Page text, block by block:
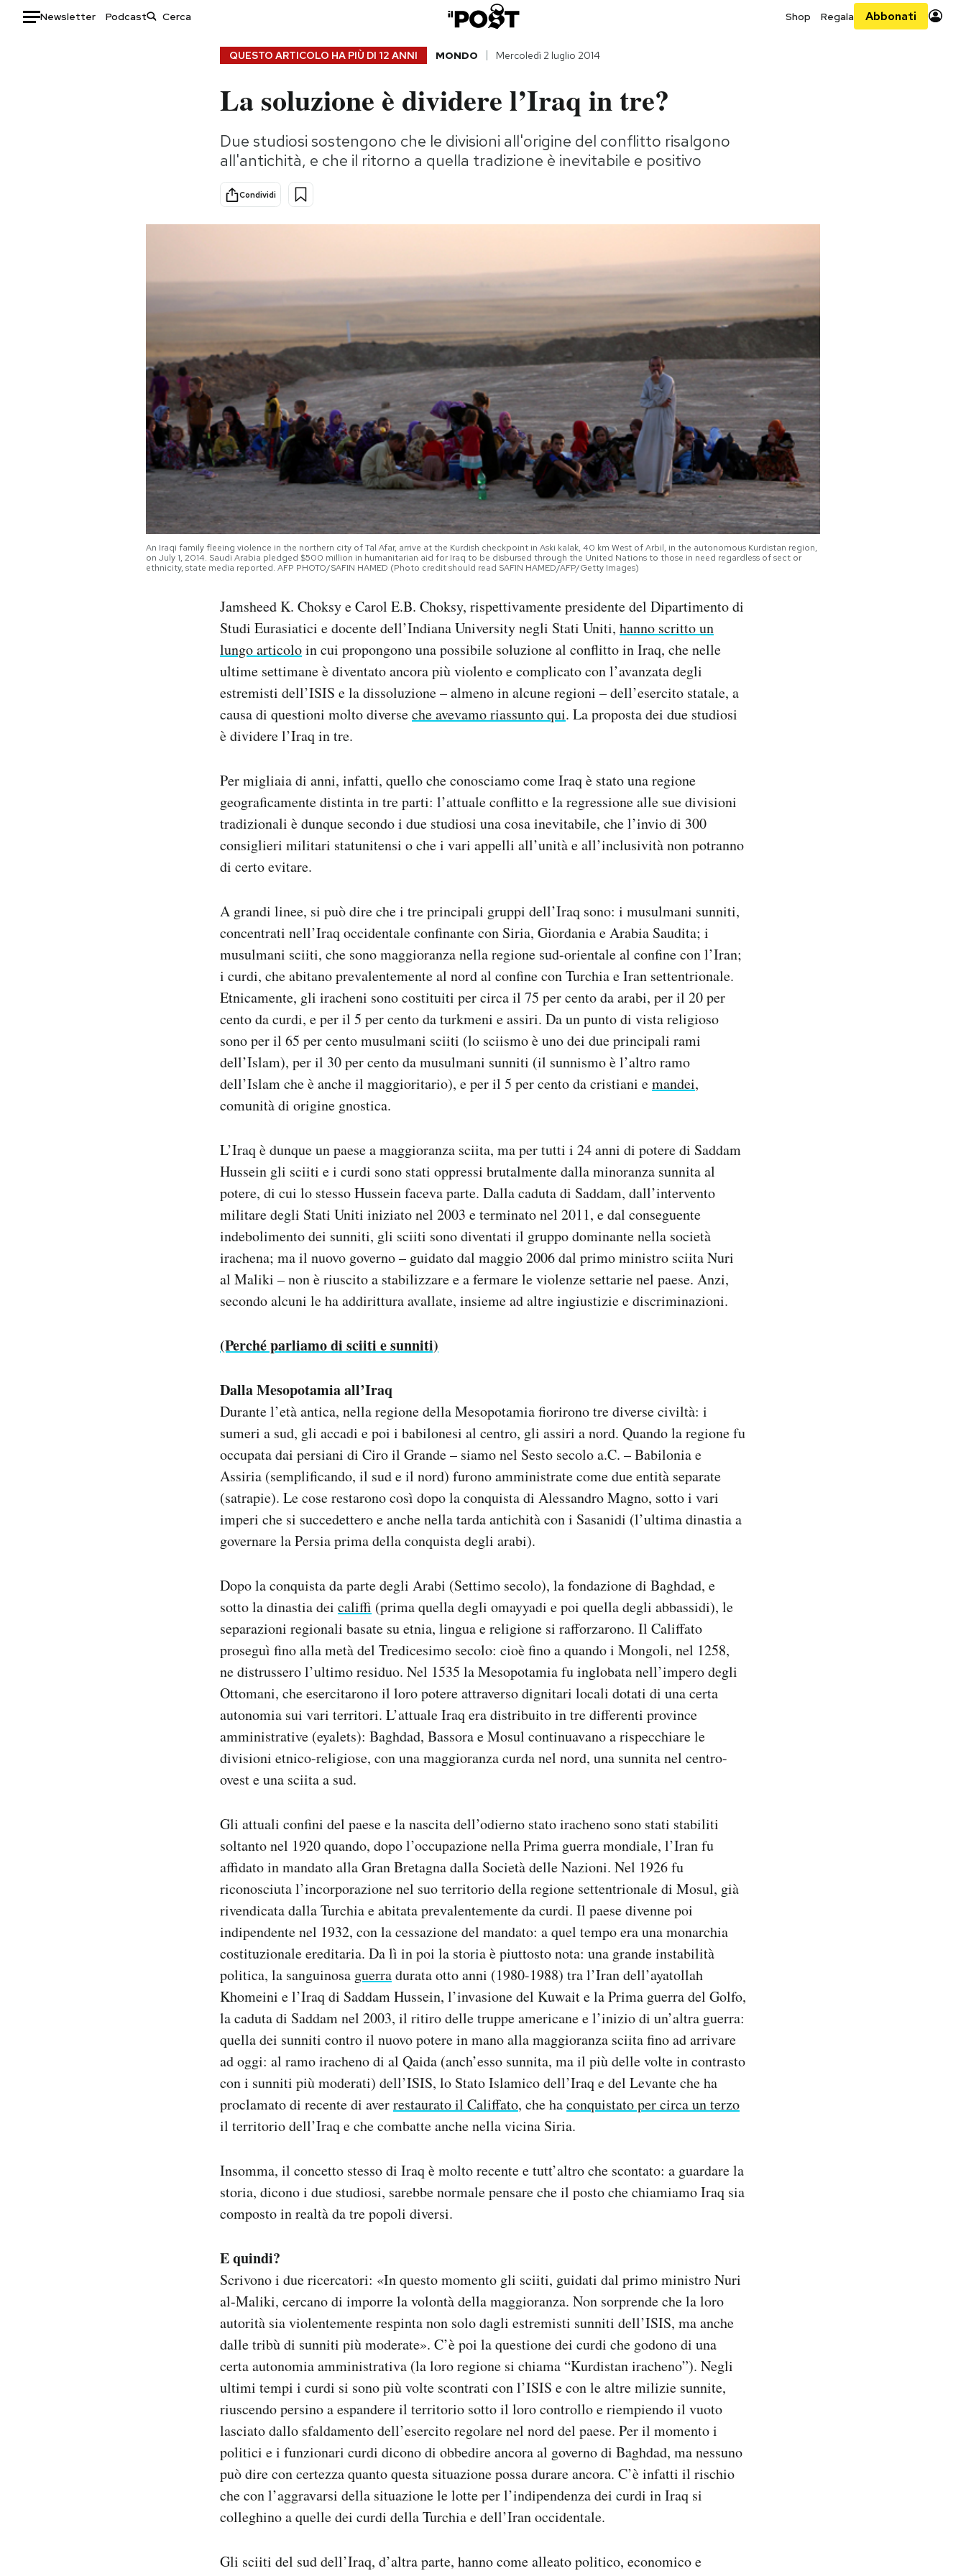
Newsletter Podcast Shop Regala Abbonati
Consumismi
Storie/Idee
Ok Boomer!
Media
QUESTO ARTICOLO HA PIÙ DI 12 ANNI MONDO Mercoledì 2 luglio 2014
La soluzione è dividere l’Iraq in tre?
Due studiosi sostengono che le divisioni all'origine del conflitto risalgono
all'antichità, e che il ritorno a quella tradizione è inevitabile e positivo
Condividi
An Iraqi family fleeing violence in the northern city of Tal Afar, arrive at the Kurdish checkpoint in Aski kalak, 40 km West of Arbil, in the autonomous Kurdistan region,
on July 1, 2014. Saudi Arabia pledged $500 million in humanitarian aid for Iraq to be disbursed through the United Nations to those in need regardless of sect or
ethnicity, state media reported. AFP PHOTO/SAFIN HAMED (Photo credit should read SAFIN HAMED/AFP/Getty Images)
Jamsheed K. Choksy e Carol E.B. Choksy, rispettivamente presidente del Dipartimento di
Studi Eurasiatici e docente dell’Indiana University negli Stati Uniti, hanno scritto un
lungo articoloin cui propongono una possibile soluzione al conflitto in Iraq, che nelle
ultime settimane è diventato ancora più violento e complicato con l’avanzata degli
estremisti dell’ISIS e la dissoluzione – almeno in alcune regioni – dell’esercito statale, a
causa di questioni molto diverseche avevamo riassunto qui. La proposta dei due studiosi
è dividere l’Iraq in tre.
Per migliaia di anni, infatti, quello che conosciamo come Iraq è stato una regione
geograficamente distinta in tre parti: l’attuale conflitto e la regressione alle sue divisioni
tradizionali è dunque secondo i due studiosi una cosa inevitabile, che l’invio di 300
consiglieri militari statunitensi o che i vari appelli all’unità e all’inclusività non potranno
di certo evitare.
A grandi linee, si può dire che i tre principali gruppi dell’Iraq sono: i musulmani sunniti,
concentrati nell’Iraq occidentale confinante con Siria, Giordania e Arabia Saudita; i
musulmani sciiti, che sono maggioranza nella regione sud-orientale al confine con l’Iran;
i curdi, che abitano prevalentemente al nord al confine con Turchia e Iran settentrionale.
Etnicamente, gli iracheni sono costituiti per circa il 75 per cento da arabi, per il 20 per
cento da curdi, e per il 5 per cento da turkmeni e assiri. Da un punto di vista religioso
sono per il 65 per cento musulmani sciiti (lo sciismo è uno dei due principali rami
dell’Islam), per il 30 per cento da musulmani sunniti (il sunnismo è l’altro ramo
dell’Islam che è anche il maggioritario), e per il 5 per cento da cristiani emandei,
comunità di origine gnostica.
L’Iraq è dunque un paese a maggioranza sciita, ma per tutti i 24 anni di potere di Saddam
Hussein gli sciiti e i curdi sono stati oppressi brutalmente dalla minoranza sunnita al
potere, di cui lo stesso Hussein faceva parte. Dalla caduta di Saddam, dall’intervento
militare degli Stati Uniti iniziato nel 2003 e terminato nel 2011, e dal conseguente
indebolimento dei sunniti, gli sciiti sono diventati il gruppo dominante nella società
irachena; ma il nuovo governo – guidato dal maggio 2006 dal primo ministro sciita Nuri
al Maliki – non è riuscito a stabilizzare e a fermare le violenze settarie nel paese. Anzi,
secondo alcuni le ha addirittura avallate, insieme ad altre ingiustizie e discriminazioni.
(Perché parliamo di sciiti e sunniti)
Dalla Mesopotamia all’Iraq
Durante l’età antica, nella regione della Mesopotamia fiorirono tre diverse civiltà: i
sumeri a sud, gli accadi e poi i babilonesi al centro, gli assiri a nord. Quando la regione fu
occupata dai persiani di Ciro il Grande – siamo nel Sesto secolo a.C. – Babilonia e
Assiria (semplificando, il sud e il nord) furono amministrate come due entità separate
(satrapie). Le cose restarono così dopo la conquista di Alessandro Magno, sotto i vari
imperi che si succedettero e anche nella tarda antichità con i Sasanidi (l’ultima dinastia a
governare la Persia prima della conquista degli arabi).
Dopo la conquista da parte degli Arabi (Settimo secolo), la fondazione di Baghdad, e
sotto la dinastia dei califfi (prima quella degli omayyadi e poi quella degli abbassidi), le
separazioni regionali basate su etnia, lingua e religione si rafforzarono. Il Califfato
proseguì fino alla metà del Tredicesimo secolo: cioè fino a quando i Mongoli, nel 1258,
ne distrussero l’ultimo residuo. Nel 1535 la Mesopotamia fu inglobata nell’impero degli
Ottomani, che esercitarono il loro potere attraverso dignitari locali dotati di una certa
autonomia sui vari territori. L’attuale Iraq era distribuito in tre differenti province
amministrative (eyalets): Baghdad, Bassora e Mosul continuavano a rispecchiare le
divisioni etnico-religiose, con una maggioranza curda nel nord, una sunnita nel centro-
ovest e una sciita a sud.
Gli attuali confini del paese e la nascita dell’odierno stato iracheno sono stati stabiliti
soltanto nel 1920 quando, dopo l’occupazione nella Prima guerra mondiale, l’Iran fu
affidato in mandato alla Gran Bretagna dalla Società delle Nazioni. Nel 1926 fu
riconosciuta l’incorporazione nel suo territorio della regione settentrionale di Mosul, già
rivendicata dalla Turchia e abitata prevalentemente da curdi. Il paese divenne poi
indipendente nel 1932, con la cessazione del mandato: a quel tempo era una monarchia
costituzionale ereditaria. Da lì in poi la storia è piuttosto nota: una grande instabilità
politica, la sanguinosa guerradurata otto anni (1980-1988) tra l’Iran dell’ayatollah
Khomeini e l’Iraq di Saddam Hussein, l’invasione del Kuwait e la Prima guerra del Golfo,
la caduta di Saddam nel 2003, il ritiro delle truppe americane e l’inizio di un’altra guerra:
quella dei sunniti contro il nuovo potere in mano alla maggioranza sciita fino ad arrivare
ad oggi: al ramo iracheno di al Qaida (anch’esso sunnita, ma il più delle volte in contrasto
con i sunniti più moderati) dell’ISIS, lo Stato Islamico dell’Iraq e del Levante che ha
proclamato di recente di averrestaurato il Califfato, che haconquistato per circa un terzo
il territorio dell’Iraq e che combatte anche nella vicina Siria.
Insomma, il concetto stesso di Iraq è molto recente e tutt’altro che scontato: a guardare la
storia, dicono i due studiosi, sarebbe normale pensare che il posto che chiamiamo Iraq sia
composto in realtà da tre popoli diversi.
E quindi?
Scrivono i due ricercatori: «In questo momento gli sciiti, guidati dal primo ministro Nuri
al-Maliki, cercano di imporre la volontà della maggioranza. Non sorprende che la loro
autorità sia violentemente respinta non solo dagli estremisti sunniti dell’ISIS, ma anche
dalle tribù di sunniti più moderate». C’è poi la questione dei curdi che godono di una
certa autonomia amministrativa (la loro regione si chiama “Kurdistan iracheno”). Negli
ultimi tempi i curdi si sono più volte scontrati con l’ISIS e con le altre milizie sunnite,
riuscendo persino a espandere il territorio sotto il loro controllo e riempiendo il vuoto
lasciato dallo sfaldamento dell’esercito regolare nel nord del paese. Per il momento i
politici e i funzionari curdi dicono di obbedire ancora al governo di Baghdad, ma nessuno
può dire con certezza quanto questa situazione possa durare ancora. C’è infatti il rischio
che con l’aggravarsi della situazione le lotte per l’indipendenza dei curdi in Iraq si
colleghino a quelle dei curdi della Turchia e dell’Iran occidentale.
Gli sciiti del sud dell’Iraq, d’altra parte, hanno come alleato politico, economico e